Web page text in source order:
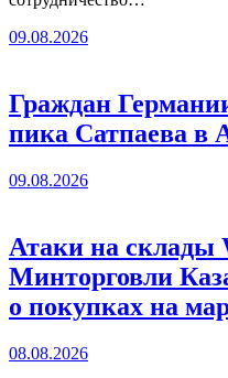
09.08.2026
Граждан
пика Сатпаева в
09.08.2026
Атаки на склады
Минторговли
о покупках на
08.08.2026